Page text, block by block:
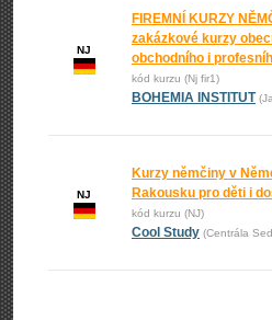
NJ
FIREMNÍ KURZY
zakázkové kurzy
obchodního i
kód kurzu (Nj fir1)
BOHEMIA INSTITUT
NJ
Kurzy němčiny v
Rakousku pro děti i
kód kurzu (NJ)
Cool Study (Centrála